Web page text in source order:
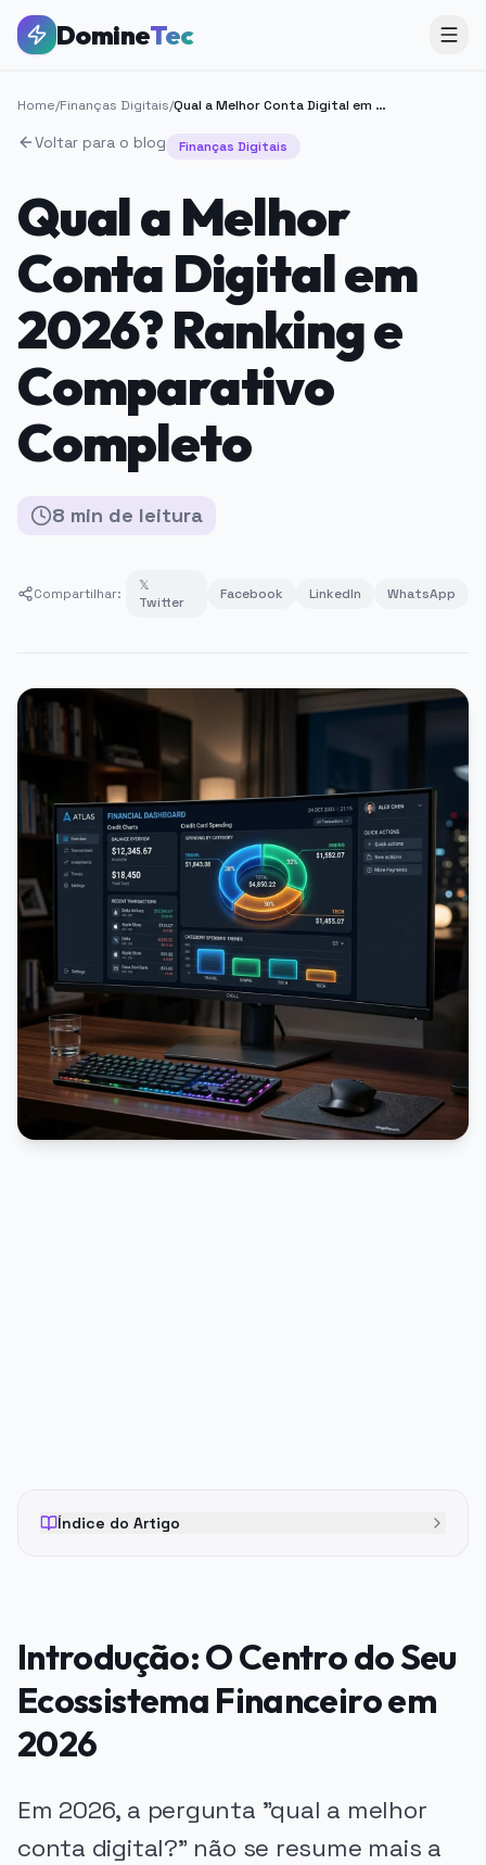
DomineTec
Home/Finanças Digitais/ Qual a Melhor Conta Digital em 2026? Ranking e Comparativo Completo
Voltar para o blog Finanças Digitais
Qual a Melhor
Conta Digital em
2026? Ranking e
Comparativo
Completo
8 min de leitura
Compartilhar:
𝕏
Twitter
Facebook LinkedIn WhatsApp
Índice do Artigo
Introdução: O Centro do Seu
Ecossistema Financeiro em
2026
Em 2026, a pergunta "qual a melhor
conta digital?" não se resume mais a